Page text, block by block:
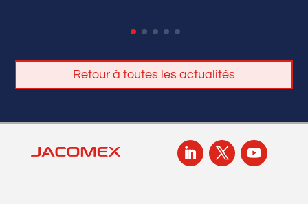
Retour à toutes les actualités